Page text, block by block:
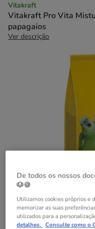
Vitakraft
Vitakraft Pro Vita
papagaios
Ver descrição
De todos os nossos
🐶🍪
Utilizamos cookies próprios e
memorizar as suas
utilizados para a
detalhes. Consulte como o